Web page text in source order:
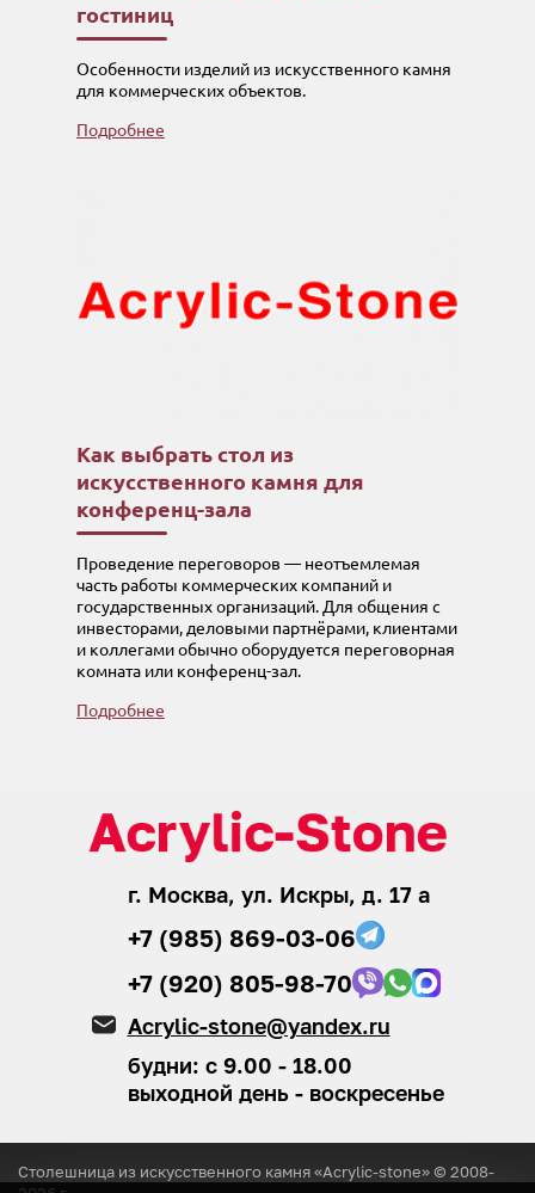
гостиниц
Особенности изделий из искусственного камня
для коммерческих объектов.
Подробнее
Как выбрать стол из
искусственного камня для
конференц-зала
Проведение переговоров — неотъемлемая
часть работы коммерческих компаний и
государственных организаций. Для общения с
инвесторами, деловыми партнёрами, клиентами
и коллегами обычно оборудуется переговорная
комната или конференц-зал.
Подробнее
г. Москва, ул. Искры, д. 17 а
+7 (985) 869-03-06
+7 (920) 805-98-70
Acrylic-stone@yandex.ru
будни: с 9.00 - 18.00
выходной день - воскресенье
Столешница из искусственного камня «Acrylic-stone» © 2008-